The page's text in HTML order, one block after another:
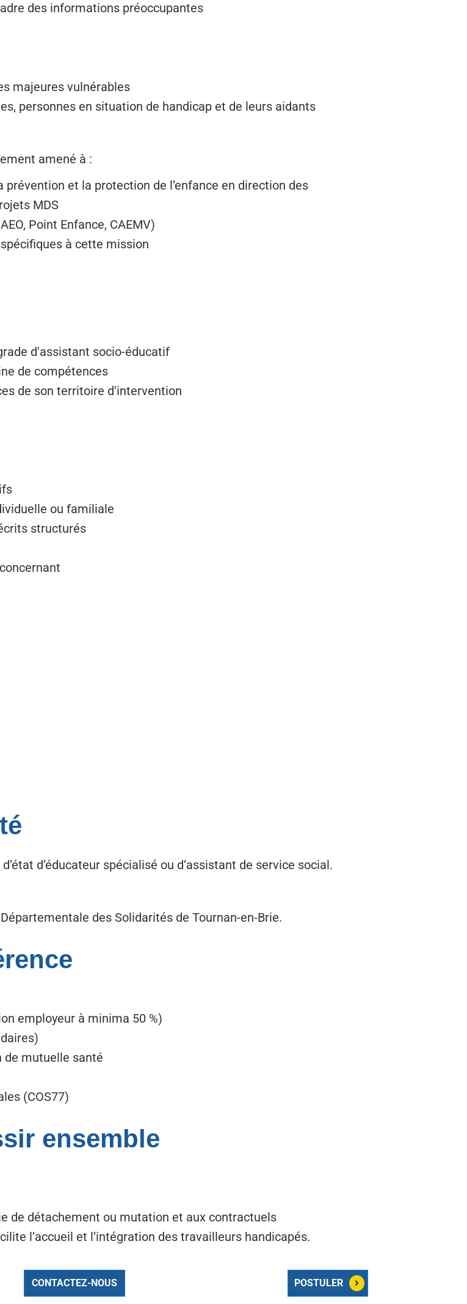
des informations préoccupantes
majeures vulnérables
personnes en situation de handicap et de leurs aidants
amené à :
et la protection de l’enfance en direction des
MDS
Point Enfance, CAEMV)
à cette mission
d'assistant socio-éducatif
de compétences
de son territoire d'intervention
ou familiale
structurés
d’éducateur spécialisé ou d’assistant de service social.
des Solidarités de Tournan-en-Brie.
employeur à minima 50 %)
de mutuelle santé
(COS77)
ensemble
de détachement ou mutation et aux contractuels
l’accueil et l’intégration des travailleurs handicapés.
CONTACTEZ-NOUS POSTULER